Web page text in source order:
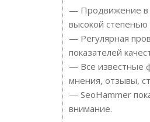
— Продвижение в
высокой степенью
— Регулярная
показателей
— Все известные
мнения, отзывы,
— SeoHammer
внимание.